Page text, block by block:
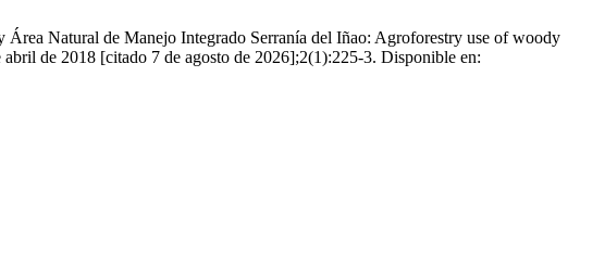
Natural de Manejo Integrado Serranía del Iñao: Agroforestry use of woody
de 2018 [citado 7 de agosto de 2026];2(1):225-3. Disponible en: